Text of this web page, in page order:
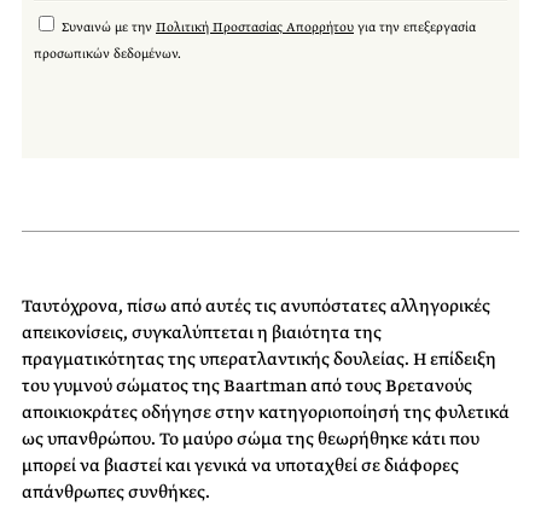
Συναινώ με την Πολιτική Προστασίας Απορρήτου για την επεξεργασία
προσωπικών δεδομένων.
Ταυτόχρονα, πίσω από αυτές τις ανυπόστατες αλληγορικές
απεικονίσεις, συγκαλύπτεται η βιαιότητα της
πραγματικότητας της υπερατλαντικής δουλείας. Η επίδειξη
του γυμνού σώματος της Baartman από τους Βρετανούς
αποικιοκράτες οδήγησε στην κατηγοριοποίησή της φυλετικά
ως υπανθρώπου. Το μαύρο σώμα της θεωρήθηκε κάτι που
μπορεί να βιαστεί και γενικά να υποταχθεί σε διάφορες
απάνθρωπες συνθήκες.